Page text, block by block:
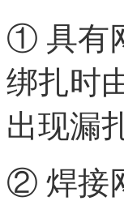
① 具有
绑扎时
出现漏
② 焊接